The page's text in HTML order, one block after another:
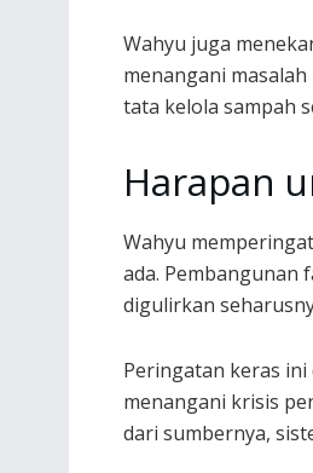
Wahyu juga
menangani
tata kelola sampah
Harapan
Wahyu
ada. Pembangunan
digulirkan
Peringatan keras
menangani krisis
dari sumbernya,